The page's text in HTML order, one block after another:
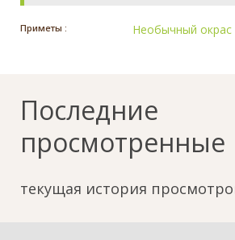
Приметы : Необычный окрас
Последние
просмотренные
текущая история